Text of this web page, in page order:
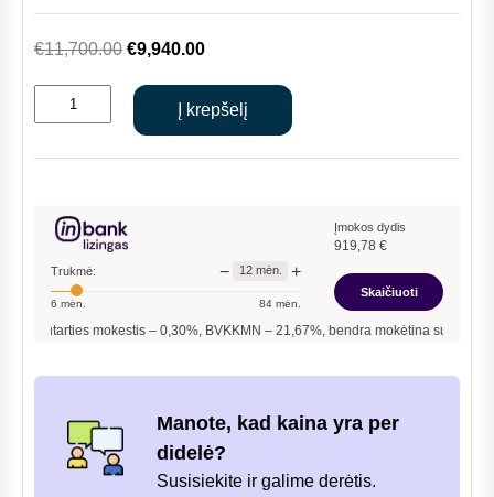
€11,700.00 Original
was:
€11,700.00.
€9,940.00Current
produkto
kiekis:
šilumos
siurblys
16,0kW
su
220l
Į krepšelį
Trukmė: − 12mėn. +
6 mėn. 84 mėn.
Įmokos dydis
919,78 €
Skaičiuoti
mokestis –0,30%, BVKKMN –21,67 %, bendra mokėtina suma –11 037,36
Manote, kad kaina yra per
didelė?
Susisiekite ir galime derėtis.